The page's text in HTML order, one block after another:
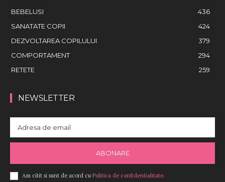
BEBELUSI
436
SANATATE COPII
424
DEZVOLTAREA COPILULUI
379
COMPORTAMENT
294
RETETE
259
NEWSLETTER
ABONARE
Am citit si sunt de acord cu Politica de confidentialitate.